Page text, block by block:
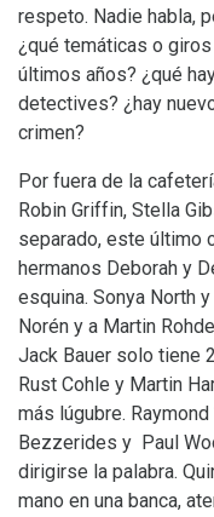
respeto. Nadie habla,
¿qué temáticas o
últimos años? ¿qué
detectives? ¿hay
crimen?
Por fuera de la
Robin Griffin, Stella
separado, este último
hermanos Deborah y
esquina. Sonya North
Norén y a Martin
Jack Bauer solo tiene
Rust Cohle y Martin
más lúgubre. Raymond
Bezzerides y Paul
dirigirse la palabra.
mano en una banca,